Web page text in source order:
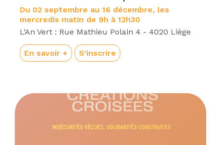
Du 02 septembre au 16 décembre, les
mercredis matin de 9h à 12h30
L'An Vert : Rue Mathieu Polain 4 - 4020 Liège
En savoir + S'inscrire